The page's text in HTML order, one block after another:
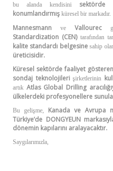
bu alanda kendisini
konumlandırmış küresel bir markadır.
Mannesmann ve Vallourec
Standardization (CEN)tarafından
kalite standardı belgesinesahip
üreticisidir.
Küresel sektörde faaliyet gösteren
sondaj teknolojilerişirketlerinin
artık Atlas Global Drilling
ülkelerdeki profesyonellere
Bu gelişme, Kanada ve Avrupa
Türkiye’de DONGYEUN
dönemin kapılarını aralayacaktır.
Saygılarımızla,